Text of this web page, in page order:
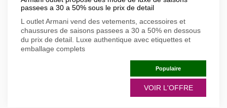
passees a 30 a 50% sous le prix de detail
L outlet Armani vend des vetements, accessoires et
chaussures de saisons passees a 30 a 50% en dessous
du prix de detail. Luxe authentique avec etiquettes et
emballage complets
Populaire
VOIR L'OFFRE